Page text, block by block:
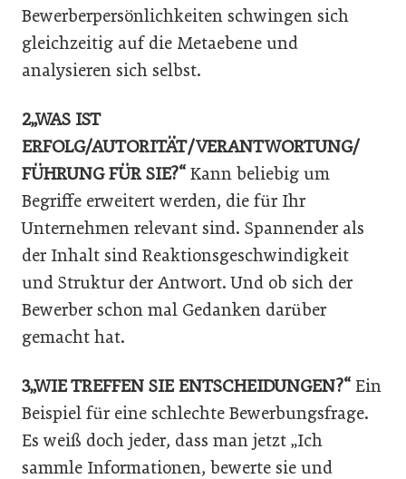
Bewerberpersönlichkeiten schwingen sich
gleichzeitig auf die Metaebene und
analysieren sich selbst.
2„WAS IST
ERFOLG/AUTORITÄT/VERANTWORTUNG/
FÜHRUNG FÜR SIE?“ Kann beliebig um
Begriffe erweitert werden, die für Ihr
Unternehmen relevant sind. Spannender als
der Inhalt sind Reaktionsgeschwindigkeit
und Struktur der Antwort. Und ob sich der
Bewerber schon mal Gedanken darüber
gemacht hat.
3„WIE TREFFEN SIE ENTSCHEIDUNGEN?“ Ein
Beispiel für eine schlechte Bewerbungsfrage.
Es weiß doch jeder, dass man jetzt „Ich
sammle Informationen, bewerte sie und